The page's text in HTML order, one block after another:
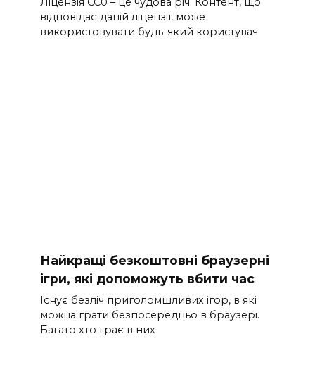
відповідає даній ліцензії, може
використовувати будь-який користувач
Найкращі безкоштовні браузерні
ігри, які допоможуть вбити час
Існує безліч приголомшливих ігор, в які
можна грати безпосередньо в браузері.
Багато хто грає в них